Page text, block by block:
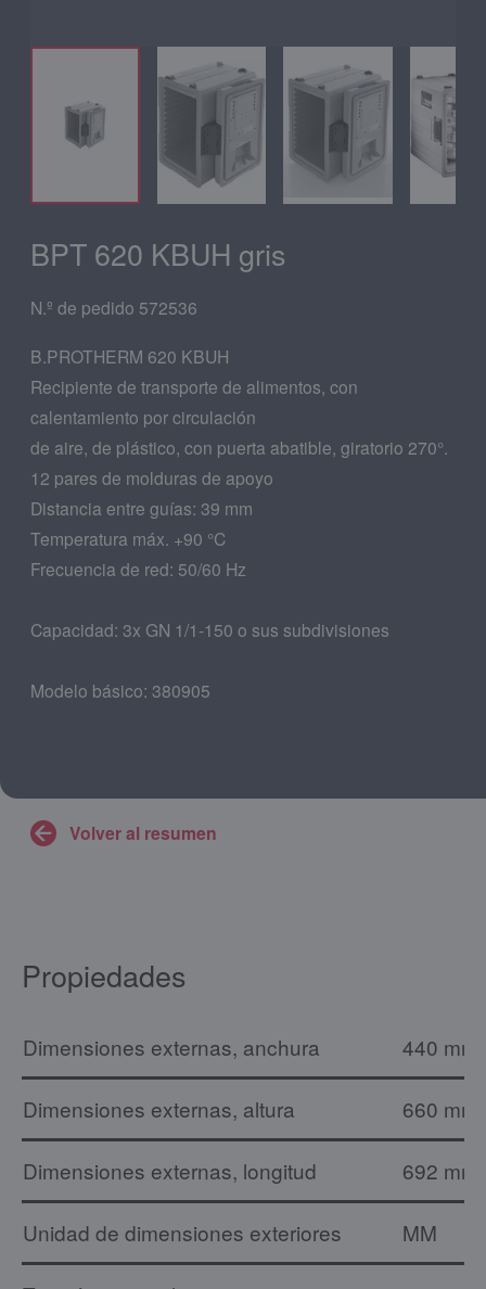
BPT 620 KBUH gris
N.º de pedido 572536
B.PROTHERM 620 KBUH
Recipiente de transporte de alimentos, con
calentamiento por circulación
de aire, de plástico, con puerta abatible, giratorio 270°.
12 pares de molduras de apoyo
Distancia entre guías: 39 mm
Temperatura máx. +90 °C
Frecuencia de red: 50/60 Hz
Capacidad: 3x GN 1/1-150 o sus subdivisiones
Modelo básico: 380905
Volver al resumen
Propiedades
Dimensiones externas, anchura 440 mm
Dimensiones externas, altura 660 mm
Dimensiones externas, longitud 692 mm
Unidad de dimensiones exteriores MM